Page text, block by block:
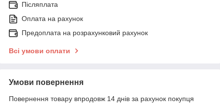
Післяплата
Оплата на рахунок
Предоплата на розрахунковий рахунок
Всі умови оплати
Умови повернення
Повернення товару впродовж 14 днів за рахунок покупця